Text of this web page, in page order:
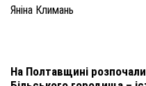
Яніна Климань
На Полтавщині